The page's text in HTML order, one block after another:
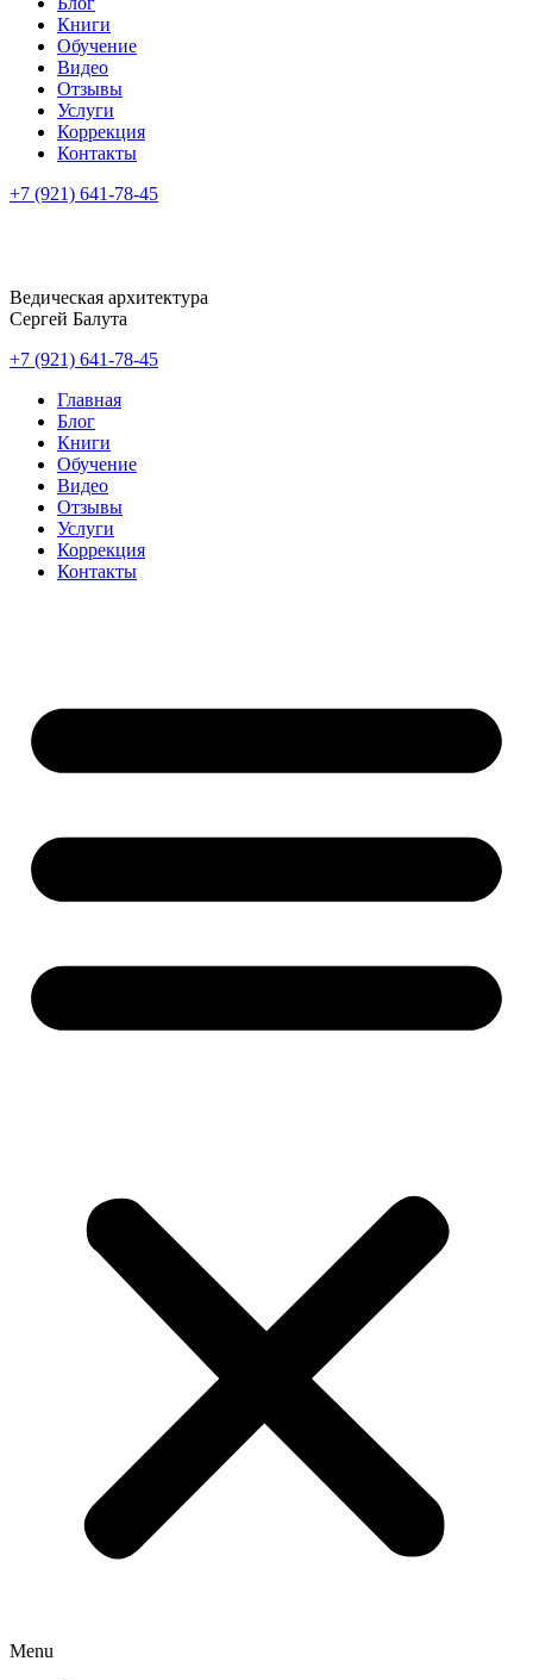
Книги
Обучение
Видео
Отзывы
Услуги
Коррекция
Контакты
+7 (921) 641-78-45
Ведическая архитектура
Сергей Балута
+7 (921) 641-78-45
Главная
Блог
Книги
Обучение
Видео
Отзывы
Услуги
Коррекция
Контакты
Menu